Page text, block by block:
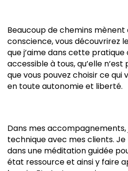
Beaucoup de chemins mènent
conscience, vous découvrirez
que j’aime dans cette pratique
accessible à tous, qu’elle
que vous pouvez choisir ce qui
en toute autonomie et liberté.
Dans mes
technique avec mes clients.
dans une méditation guidée
état ressource et ainsi y faire